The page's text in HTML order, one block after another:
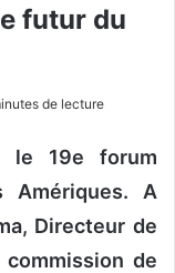
futur du
de lecture
le 19e forum
Amériques. A
Directeur de
de